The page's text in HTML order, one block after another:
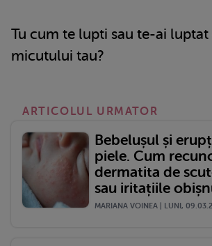
Tu cum te lupti sau te-ai luptat
micutului tau?
ARTICOLUL URMATOR
Bebelușul și
piele. Cum
dermatita de
sau iritațiile
MARIANA VOINEA | LUNI,